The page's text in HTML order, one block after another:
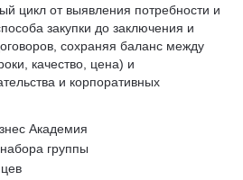
развитию
управление (ГМУ)
цикл от выявления потребности и
закупки до заключения и
сохраняя баланс между
качество, цена) и
и корпоративных
Академия
группы